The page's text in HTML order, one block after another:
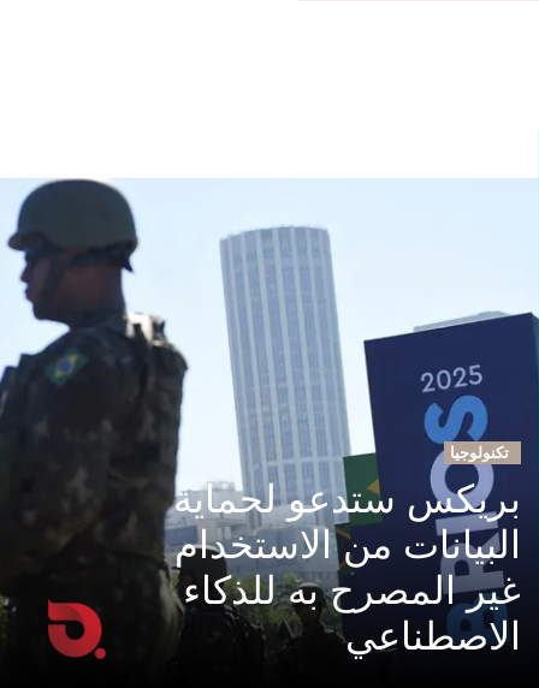
تكنولوجيا
بريكس ستدعو لحماية
البيانات من الاستخدام
غير المصرح به للذكاء
الاصطناعي